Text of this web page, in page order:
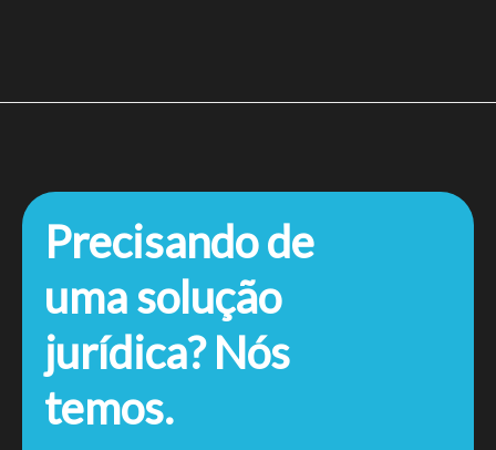
Precisando de
uma solução
jurídica? Nós
temos.